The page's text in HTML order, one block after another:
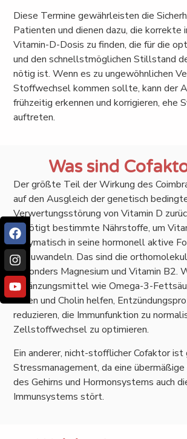
Diese Termine gewährleisten die
Patienten und dienen dazu, die korrekte
Vitamin-D-Dosis zu finden, die für die
und den schnellstmöglichen Stillstand
nötig ist. Wenn es zu ungewöhnlichen
Stoffwechsel kommen sollte, kann der
frühzeitig erkennen und korrigieren, ehe
auftreten.
Was sind
Der größte Teil der Wirkung des
auf den Ausgleich der genetisch
Verwertungsstörung von Vitamin D
benötigt bestimmte Nährstoffe, um
enzymatisch in seine hormonell aktive
umzuwandeln. Das sind die
besonders Magnesium und Vitamin B2.
Ergänzungsmittel wie Omega-3-
Selen und Cholin helfen,
reduzieren, die Immunfunktion zu
Zellstoffwechsel zu optimieren.
Ein anderer, nicht-stofflicher Cofaktor ist
Stressmanagement, da eine
des Gehirns und Hormonsystems auch
Immunsystems stört.